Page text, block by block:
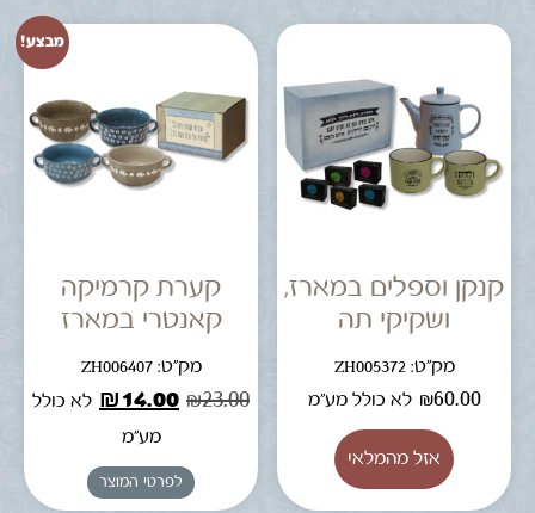
קנקן וספלים במארז,
ושקיקי תה
מק"ט: ZH005372
₪60.00 לא כולל מע"מ
מבצע!
קערת קרמיקה
קאנטרי במארז
מק"ט: ZH006407
₪23.00
₪14.00
לא כולל
מע"מ
לפרטי המוצר